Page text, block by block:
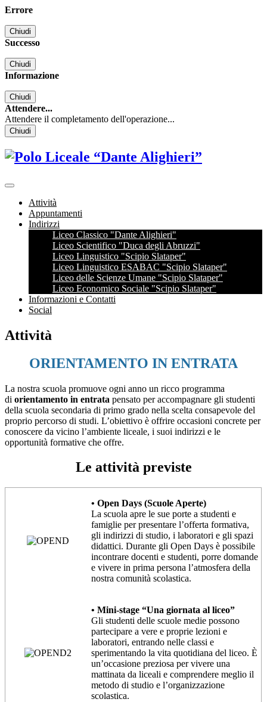
Errore
Chiudi
Successo
Chiudi
Informazione
Chiudi
Attendere...
Attendere il completamento dell'operazione...
Chiudi
Attività
Appuntamenti
Indirizzi
Liceo Classico "Dante Alighieri"
Liceo Scientifico "Duca degli Abruzzi"
Liceo Linguistico "Scipio Slataper"
Liceo Linguistico ESABAC "Scipio Slataper"
Liceo delle Scienze Umane "Scipio Slataper"
Liceo Economico Sociale "Scipio Slataper"
Informazioni e Contatti
Social
Attività
ORIENTAMENTO IN ENTRATA
La nostra scuola promuove ogni anno un ricco programma
di orientamento in entrata pensato per accompagnare gli studenti
della scuola secondaria di primo grado nella scelta consapevole del
proprio percorso di studi. L’obiettivo è offrire occasioni concrete per
conoscere da vicino l’ambiente liceale, i suoi indirizzi e le
opportunità formative che offre.
Le attività previste
• Open Days (Scuole Aperte)
La scuola apre le sue porte a studenti e
famiglie per presentare l’offerta formativa,
gli indirizzi di studio, i laboratori e gli spazi
didattici. Durante gli Open Days è possibile
incontrare docenti e studenti, porre domande
e vivere in prima persona l’atmosfera della
nostra comunità scolastica.
• Mini-stage “Una giornata al liceo”
Gli studenti delle scuole medie possono
partecipare a vere e proprie lezioni e
laboratori, entrando nelle classi e
sperimentando la vita quotidiana del liceo. È
un’occasione preziosa per vivere una
mattinata da liceali e comprendere meglio il
metodo di studio e l’organizzazione
scolastica.